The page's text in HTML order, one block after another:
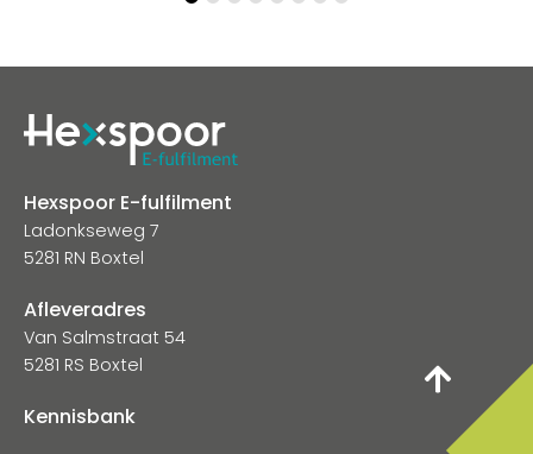
Hexspoor E-fulfilment
Ladonkseweg 7
5281 RN Boxtel
Afleveradres
Van Salmstraat 54
5281 RS Boxtel
Kennisbank